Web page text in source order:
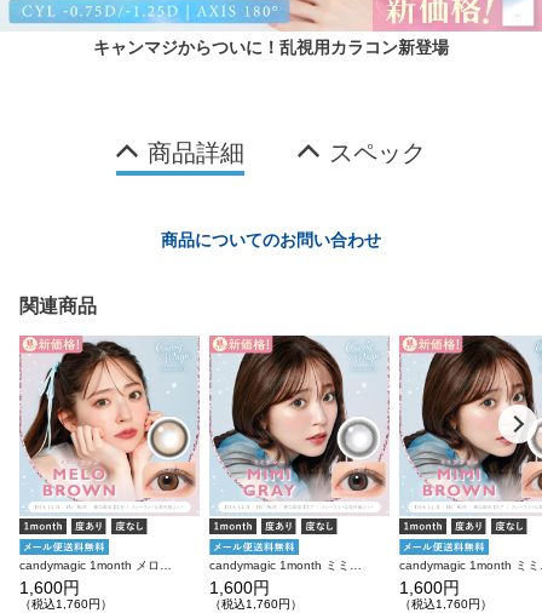
キャンマジからついに！乱視用カラコン新登場
商品詳細 スペック
商品についてのお問い合わせ
関連商品
1,600円
（税込1,760円）
1,600円
（税込1,760円）
1,600円
（税込1,760円）